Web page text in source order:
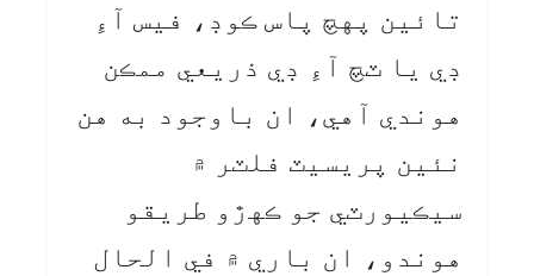
تائين پهچ پاس ڪوڊ، فيس آءِ
ڊي يا ٽچ آءِ ڊي ذريعي ممڪن
هوندي آهي، ان باوجود به هن
نئين پريسيٽ فلٽر ۾
سيڪيورٽي جو ڪهڙو طريقو
هوندو، ان باري ۾ في الحال